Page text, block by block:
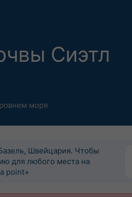
Сиэтл
моря
Швейцария. Чтобы
для любого места на
point+